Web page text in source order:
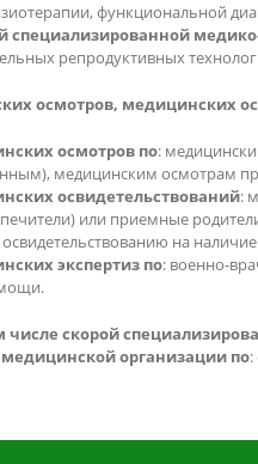
функциональной
специализированной
репродуктивных
осмотров, медицинских
осмотров по:
медицинским осмотрам
освидетельствований:
или приемные
на
экспертиз по: военно-
числе скорой
организации по